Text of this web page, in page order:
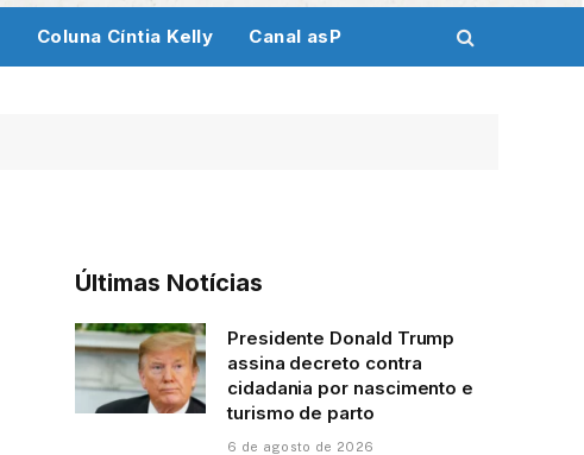
Coluna Cíntia Kelly Canal asP
Últimas Notícias
Presidente Donald Trump
assina decreto contra
cidadania por nascimento e
turismo de parto
6 de agosto de 2026